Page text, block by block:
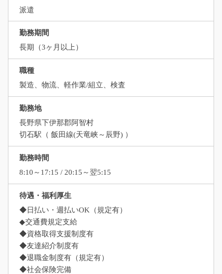
派遣
勤務期間
長期（3ヶ月以上）
職種
製造、物流、軽作業/組立、検査
勤務地
長野県下伊那郡阿智村
切石駅（ 飯田線(天竜峡～辰野) ）
勤務時間
8:10～17:15 / 20:15～翌5:15
待遇・福利厚生
◆日払い・週払いOK（規定有）
◆交通費規定支給
◆資格取得支援制度有
◆友達紹介制度有
◆退職金制度有（規定有）
◆社会保険完備